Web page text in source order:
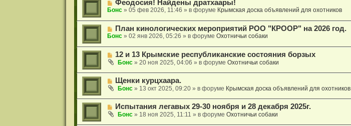
и
е
б
щ
н
и
е
е
с
о
б
щ
е
н
е
Н
о
о
е
с
о
б
щ
е
н
е
Феодосия! Найдены дратхаары!
Бонс» 05 фев 2026, 11:46 » в форуме Крымская доска объявлений для охотников
Н
о
о
е
с
о
б
щ
е
н
е
План кинологических мероприятий РОО "КРООР" на 2026 год.
Бонс» 02 янв 2026, 05:26 » в форуме Охотничьи собаки
Н
о
о
е
с
о
б
щ
е
12 и 13 Крымские республиканские состояния борзых
Бонс» 20 ноя 2025, 04:06 » в форуме Охотничьи собаки
Н
о
о
е
с
Щенки курцхаара.
Бонс» 13 окт 2025, 09:20» в форуме Крымская доска объявлений для охотников
Н
о
Испытания легавых 29-30 ноября и 28 декабря 2025г.
Бонс» 18 ноя 2025, 11:11 » в форуме Охотничьи собаки